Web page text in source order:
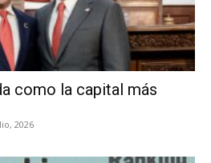
como la capital más
2026